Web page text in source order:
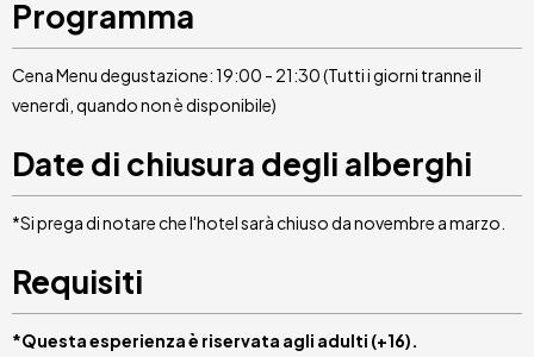
Programma
Cena Menu degustazione: 19:00 - 21:30 (Tutti i giorni tranne il
venerdì, quando non è disponibile)
Date di chiusura degli alberghi
*Si prega di notare che l'hotel sarà chiuso da novembre a marzo.
Requisiti
*Questa esperienza è riservata agli adulti (+16).